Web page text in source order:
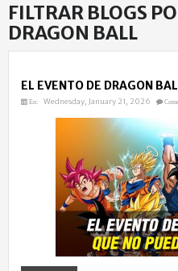
FILTRAR BLOGS
DRAGON BALL
EL EVENTO DE DRAGON
En: Wednesday, January 21, 2026